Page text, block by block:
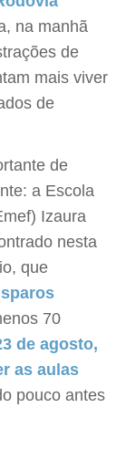
na manhã
de
mais viver
de
de
a Escola
Izaura
nesta
que
70
de agosto,
as aulas
pouco antes